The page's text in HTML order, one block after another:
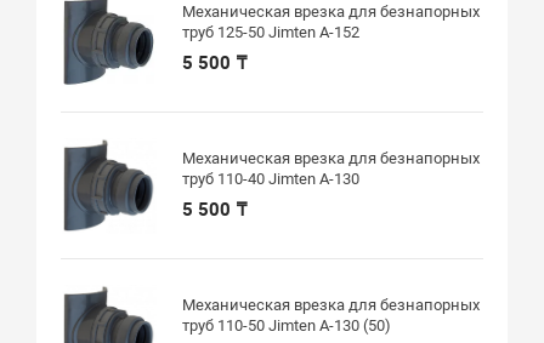
Механическая врезка для безнапорных
труб 125-50 Jimten A-152
5 500 ₸
Механическая врезка для безнапорных
труб 110-40 Jimten A-130
5 500 ₸
Механическая врезка для безнапорных
труб 110-50 Jimten A-130 (50)